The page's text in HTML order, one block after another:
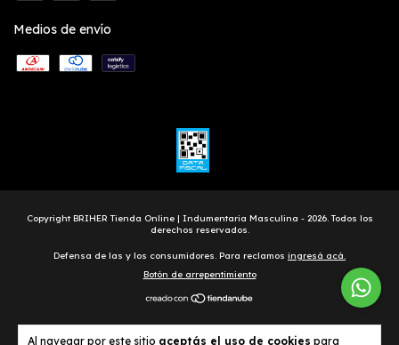
Al navegar por este sitio aceptás el uso de cookies para
Medios de envío
Copyright BRIHER Tienda Online | Indumentaria Masculina - 2026. Todos los
derechos reservados.
Defensa de las y los consumidores. Para reclamos ingresá acá.
Botón de arrepentimiento